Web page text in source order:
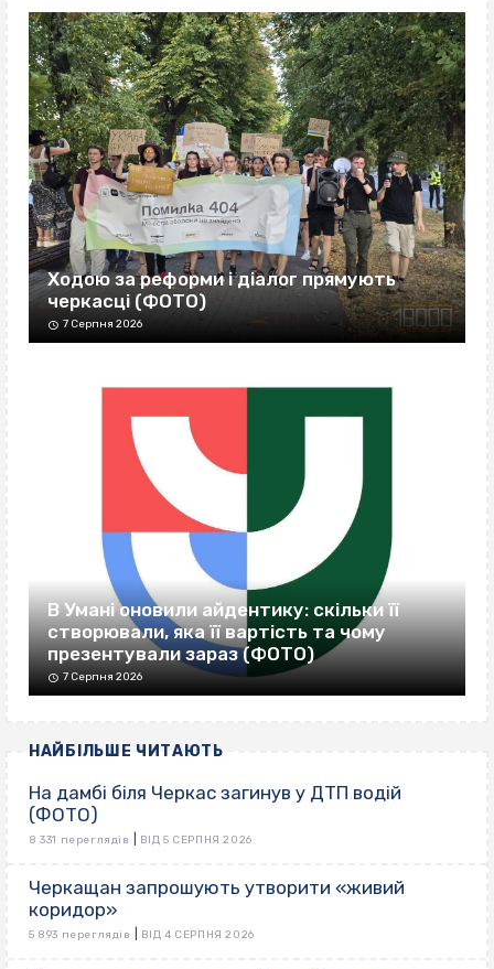
Ходою за реформи і діалог прямують
черкасці (ФОТО)
7 Серпня 2026
В Умані оновили айдентику: скільки її
створювали, яка її вартість та чому
презентували зараз (ФОТО)
7 Серпня 2026
НАЙБІЛЬШЕ ЧИТАЮТЬ
На дамбі біля Черкас загинув у ДТП водій
(ФОТО)
8 331 переглядів ВІД 5 СЕРПНЯ 2026
Черкащан запрошують утворити «живий
коридор»
5 893 переглядів ВІД 4 СЕРПНЯ 2026